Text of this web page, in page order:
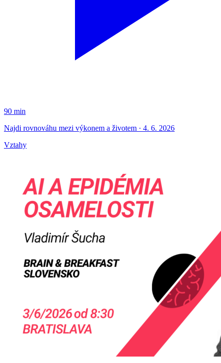
90 min
Najdi rovnováhu mezi výkonem a životem · 4. 6. 2026
Vztahy